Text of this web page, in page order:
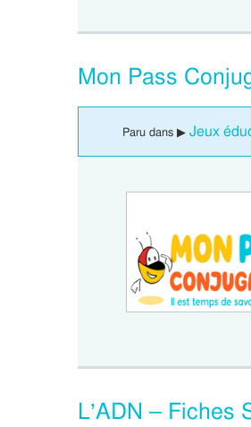
Mon Pass
Paru dans ▶ Jeux
L’ADN –